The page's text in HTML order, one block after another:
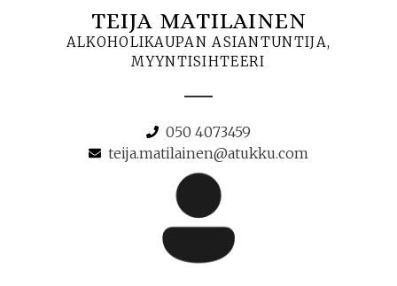
TEIJA MATILAINEN
ALKOHOLIKAUPAN ASIANTUNTIJA,
MYYNTISIHTEERI
050 4073459
teija.matilainen@atukku.com